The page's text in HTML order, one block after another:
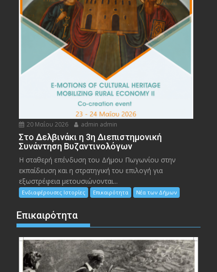
20 Μαΐου 2026 admin admin
Στο Δελβινάκι η 3η Διεπιστημονική
Συνάντηση Βυζαντινολόγων
Η σταθερή επένδυση του Δήμου Πωγωνίου στην
εκπαίδευση και η στρατηγική του επιλογή για
εξωστρέφεια μετουσιώνονται...
Ενδιαφέρουσες Ιστορίες Επικαιρότητα Νέα των Δήμων
Επικαιρότητα